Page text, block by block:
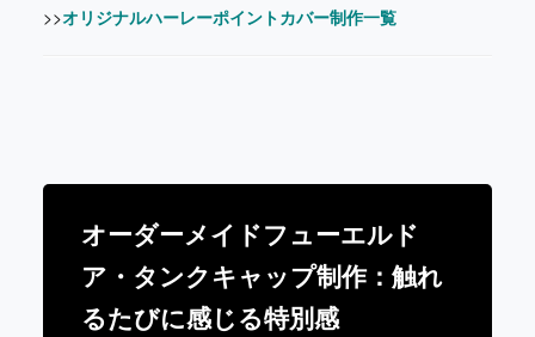
>>オリジナルハーレーポイントカバー制作一覧
オーダーメイドフューエルド
ア・タンクキャップ制作：触れ
るたびに感じる特別感